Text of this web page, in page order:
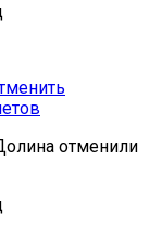
отменили